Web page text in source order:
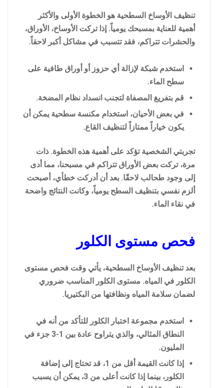
تنظيف الأوساخ السطحية هو الخطوة الأولى والأكثر
أهمية للعناية بمسبحك يومياً. إذا تركت الأوساخ، الأوراق،
والحشرات تتراكم، فقد تتسبب في مشاكل أكبر لاحقاً.
استخدم شبكة لإزالة أي حزوز أو أوراق طافية على
سطح الماء.
قم بتفريغ المصفاة لتجنب انسداد نظام المضخة.
في بعض الأحيان، استخدام مكنسة سطحية يمكن أن
يكون خياراً ممتازاً لتنظيف القاع.
تجربتي الشخصية تؤكد على أهمية هذه الخطوة. ذات
مرة، تركت بعض الأوراق تتراكم في مسبحنا، مما أدى
إلى وجود طحالب لاحقًا. بعد أن أدركت خطأي، أصبحت
ألزم نفسي بتنظيف السطح يومياً، وكانت النتائج واضحة
في نقاء الماء.
فحص مستوى الكلور
بعد تنظيف الأوساخ السطحية، يأتي وقت فحص مستوى
الكلور في المياه. مستوى الكلور المناسب ضروري
لضمان سلامة المياه ونظافتها من البكتيريا.
استخدم مجموعة اختبار الكلور للتأكد من أنه في
النطاق المثالي، والذي يتراوح عادة بين 1-3 جزء في
المليون.
إذا كانت القيمة أقل من 1، قد تحتاج إلى إضافة
الكلور، بينما إذا كانت أعلى من 3، يمكن أن يسبب